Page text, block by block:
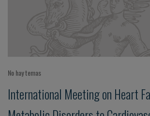
No hay temas
International Meeting on Heart